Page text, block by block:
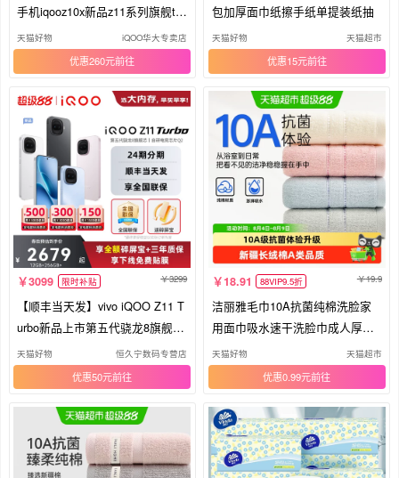
手机iqooz10x新品z11系列旗舰tur
bo官方正品iqoo专卖店游戏学生
老人备用大内存
天猫好物 iQOO华大专卖店
优惠260元
包加厚面巾纸擦手纸单提装纸抽
天猫好物 天猫超市
优惠15元
3099 限时补贴 3299
【顺丰当天发】vivo iQOO Z11 T
urbo新品上市第五代骁龙8旗舰芯
国家补贴手机爱酷游戏z10t z10t+
iqoo neo11
天猫好物 恒久宁数码专营店
优惠50元
18.91 88VIP9.5折 19.9
洁丽雅毛巾10A抗菌纯棉洗脸家
用面巾吸水速干洗脸巾成人厚毛
巾
天猫好物 天猫超市
优惠0.99元